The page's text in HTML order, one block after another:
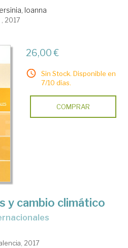
Ioanna
2017
26,00 €
Sin Stock. Disponible en
7/10 días.
COMPRAR
y cambio climático
2017